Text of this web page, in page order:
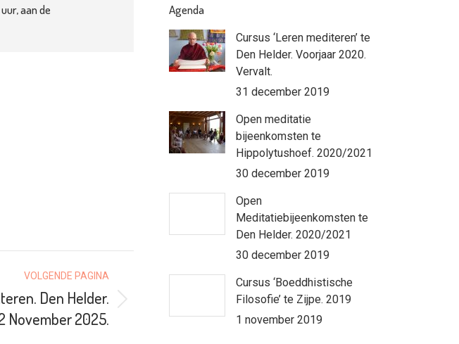
aan de
VOLGENDE PAGINA
Den Helder.
November 2025.
Agenda
Cursus ‘Leren mediteren’ te
Den Helder. Voorjaar 2020.
Vervalt.
31 december 2019
Open meditatie
bijeenkomsten te
Hippolytushoef. 2020/2021
30 december 2019
Open
Meditatiebijeenkomsten te
Den Helder. 2020/2021
30 december 2019
Cursus ‘Boeddhistische
Filosofie’ te Zijpe. 2019
1 november 2019